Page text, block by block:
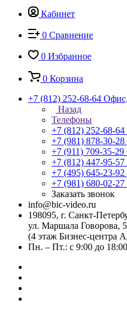
Кабинет
0 Сравнение
0 Избранное
0 Корзина
+7 (812) 252-68-64
Назад
Телефоны
+7 (812) 252-68-64
+7 (981) 878-30-28
+7 (911) 709-35-29
+7 (812) 447-95-57
+7 (495) 645-23-92
+7 (981) 680-02-27
Заказать звонок
info@bic-video.ru
198095, г. Санкт-
ул. Маршала Говорова,
(4 этаж Бизнес-центра
Пн. – Пт.: с 9:00 до 18:00